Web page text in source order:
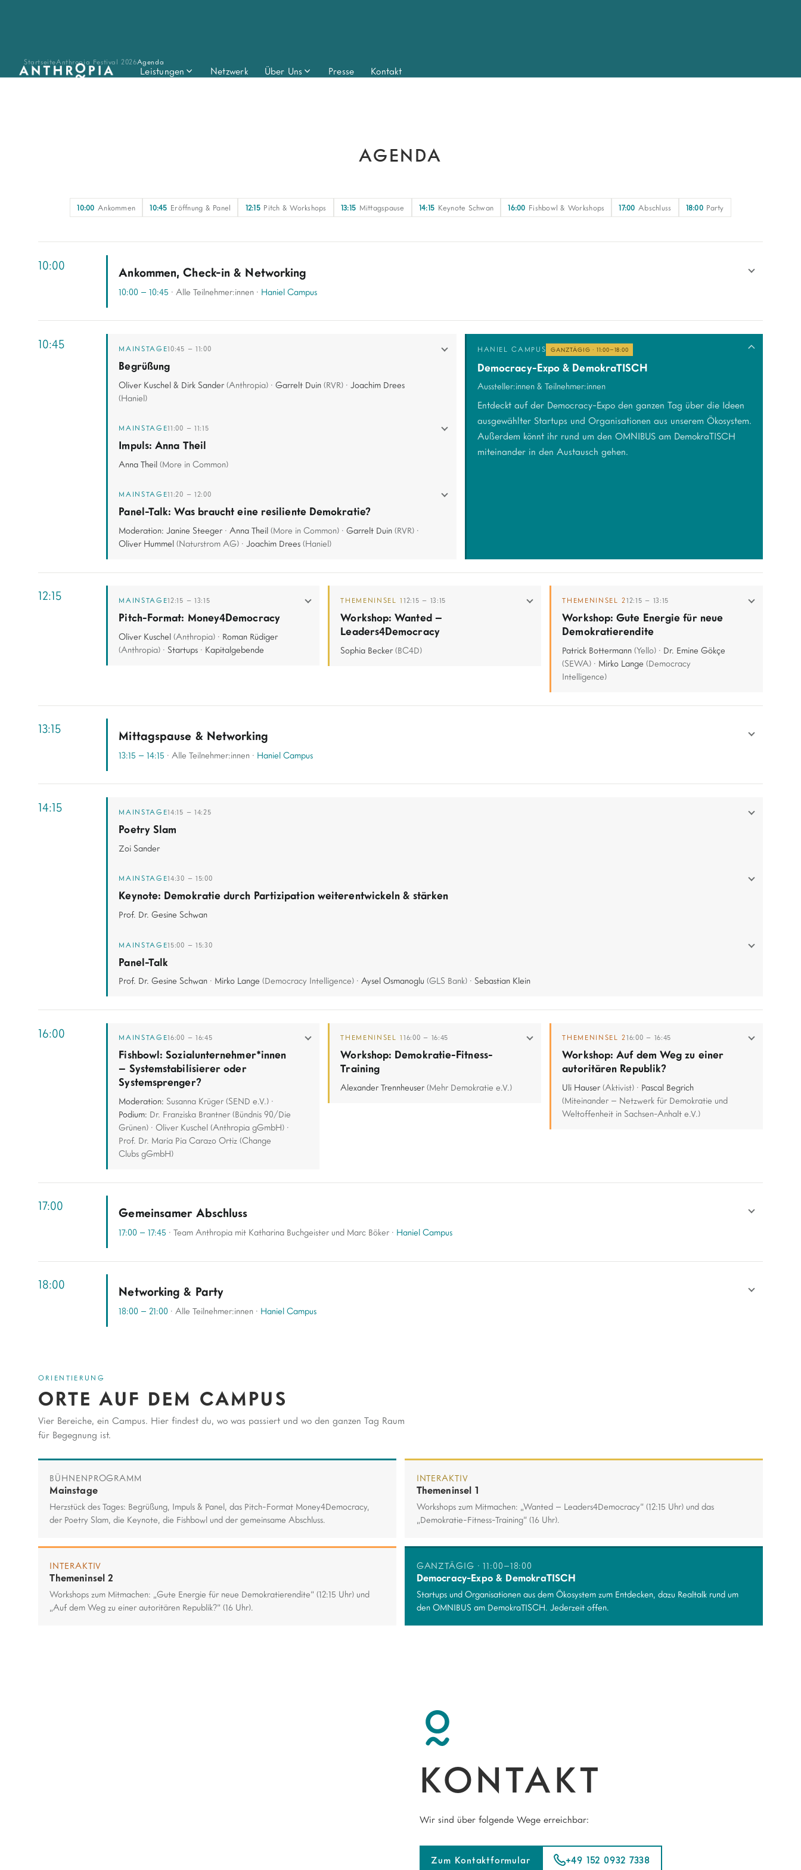
Leistungen Netzwerk Über Uns Presse Kontakt
StartseiteAnthropia Festival 2026Agenda
AGENDA
10:00 Ankommen 10:45 Eröffnung & Panel 12:15 Pitch & Workshops 13:15 Mittagspause 14:15 Keynote Schwan 16:00 Fishbowl & Workshops 17:00 Abschluss 18:00 Party
10:00
Ankommen, Check-in & Networking
10:00 – 10:45 · Alle Teilnehmer:innen · Haniel Campus
10:45 MAINSTAGE10:45 – 11:00
Begrüßung
Oliver Kuschel & Dirk Sander (Anthropia) ·Garrelt Duin (RVR) · Joachim Drees
(Haniel)
MAINSTAGE11:00 – 11:15
Impuls: Anna Theil
Anna Theil (More in Common)
MAINSTAGE11:20 – 12:00
Panel-Talk: Was braucht eine resiliente Demokratie?
Moderation: Janine Steeger ·Anna Theil (More in Common) ·Garrelt Duin (RVR) ·
Oliver Hummel (Naturstrom AG) ·Joachim Drees (Haniel)
HANIEL CAMPUS GANZTÄGIG · 11:00–18:00
Democracy-Expo & DemokraTISCH
Aussteller:innen & Teilnehmer:innen
Entdeckt auf der Democracy-Expo den ganzen Tag über die Ideen
ausgewählter Startups und Organisationen aus unserem Ökosystem.
Außerdem könnt ihr rund um den OMNIBUS am DemokraTISCH
miteinander in den Austausch gehen.
12:15 MAINSTAGE12:15 – 13:15
Pitch-Format: Money4Democracy
Oliver Kuschel (Anthropia) · Roman Rüdiger
(Anthropia) ·Startups · Kapitalgebende
THEMENINSEL 1 12:15 – 13:15
Workshop: Wanted –
Leaders4Democracy
Sophia Becker (BC4D)
THEMENINSEL 212:15 – 13:15
Workshop: Gute Energie für neue
Demokratierendite
Patrick Bottermann (Yello) · Dr. Emine Gökçe
(SEWA) · Mirko Lange (Democracy
Intelligence)
13:15
Mittagspause & Networking
13:15 – 14:15 · Alle Teilnehmer:innen · Haniel Campus
14:15 MAINSTAGE14:15 – 14:25
Poetry Slam
Zoi Sander
MAINSTAGE14:30 – 15:00
Keynote: Demokratie durch Partizipation weiterentwickeln & stärken
Prof. Dr. Gesine Schwan
MAINSTAGE15:00 – 15:30
Panel-Talk
Prof. Dr. Gesine Schwan · Mirko Lange (Democracy Intelligence) ·Aysel Osmanoglu (GLS Bank) ·Sebastian Klein
16:00 MAINSTAGE16:00 – 16:45
Fishbowl: Sozialunternehmer*innen
– Systemstabilisierer oder
Systemsprenger?
Moderation: Susanna Krüger (SEND e.V.) ·
Podium: Dr. Franziska Brantner (Bündnis 90/Die
Grünen) · Oliver Kuschel (Anthropia gGmbH) ·
Prof. Dr. María Pía Carazo Ortiz (Change
Clubs gGmbH)
THEMENINSEL 1 16:00 – 16:45
Workshop: Demokratie-Fitness-
Training
Alexander Trennheuser (Mehr Demokratie e.V.)
THEMENINSEL 216:00 – 16:45
Workshop: Auf dem Weg zu einer
autoritären Republik?
Uli Hauser (Aktivist) · Pascal Begrich
(Miteinander – Netzwerk für Demokratie und
Weltoffenheit in Sachsen-Anhalt e.V.)
17:00
Gemeinsamer Abschluss
17:00 – 17:45 · Team Anthropia mit Katharina Buchgeister und Marc Böker · Haniel Campus
18:00
Networking & Party
18:00 – 21:00 · Alle Teilnehmer:innen · Haniel Campus
ORIENTIERUNG
ORTE AUF DEM CAMPUS
Vier Bereiche, ein Campus. Hier findest du, wo was passiert und wo den ganzen Tag Raum
für Begegnung ist.
BÜHNENPROGRAMM
Mainstage
Herzstück des Tages: Begrüßung, Impuls & Panel, das Pitch-Format Money4Democracy,
der Poetry Slam, die Keynote, die Fishbowl und der gemeinsame Abschluss.
INTERAKTIV
Themeninsel 1
Workshops zum Mitmachen: „Wanted – Leaders4Democracy“ (12:15 Uhr) und das
„Demokratie-Fitness-Training“ (16 Uhr).
INTERAKTIV
Themeninsel 2
Workshops zum Mitmachen: „Gute Energie für neue Demokratierendite“ (12:15 Uhr) und
„Auf dem Weg zu einer autoritären Republik?“ (16 Uhr).
GANZTÄGIG · 11:00–18:00
Democracy-Expo & DemokraTISCH
Startups und Organisationen aus dem Ökosystem zum Entdecken, dazu Realtalk rund um
den OMNIBUS am DemokraTISCH. Jederzeit offen.
KONTAKT
Wir sind über folgende Wege erreichbar:
Zum Kontaktformular +49 152 0932 7338